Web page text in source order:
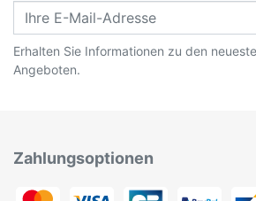
Erhalten Sie Informationen zu den
Angeboten.
Zahlungsoptionen